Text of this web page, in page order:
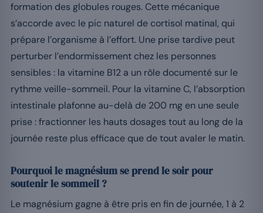
formation des globules rouges. Cette mécanique
s’accorde avec le pic naturel de cortisol matinal, qui
prépare l’organisme à l’effort. Une prise tardive peut
perturber l’endormissement chez les personnes
sensibles : la vitamine B12 a un rôle documenté sur le
rythme veille-sommeil. Pour la vitamine C, l’absorption
intestinale plafonne au-delà de 200 mg en une seule
prise : fractionner les hauts dosages tout au long de la
journée reste plus efficace que de tout avaler le matin.
Pourquoi le magnésium se prend le soir pour
soutenir le sommeil ?
Le magnésium gagne à être pris en fin de journée, 1 à 2